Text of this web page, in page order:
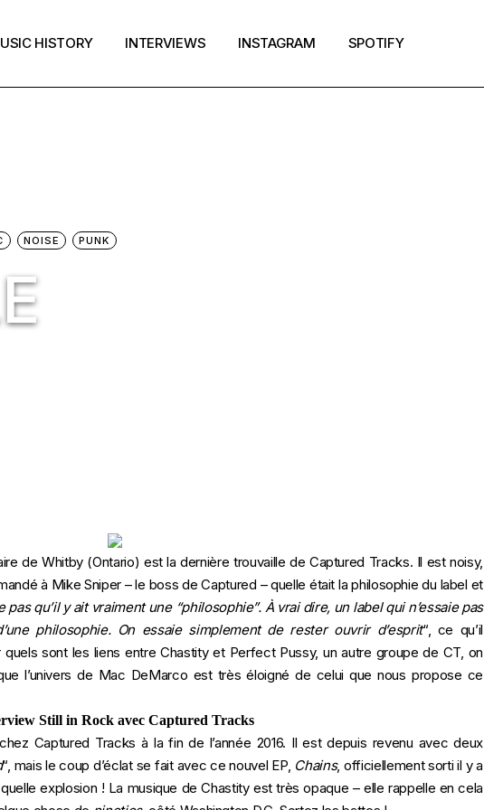
HISTORY INTERVIEWS INSTAGRAM SPOTIFY
NOISE PUNK
de Whitby (Ontario) est la dernière trouvaille de Captured Tracks. Il est noisy,
à Mike Sniper – le boss de Captured – quelle était la philosophie du label et
pas qu’il y ait vraiment une “philosophie”. À vrai dire, un label qui n’essaie pas
philosophie. On essaie simplement de rester ouvrir d’esprit“, ce qu’il
sont les liens entre Chastity et Perfect Pussy, un autre groupe de CT, on
l’univers de Mac DeMarco est très éloigné de celui que nous propose ce
Still in Rock avec Captured Tracks
Captured Tracks à la fin de l’année 2016. Il est depuis revenu avec deux
“, mais le coup d’éclat se fait avec ce nouvel EP, Chains, officiellement sorti il y a
explosion ! La musique de Chastity est très opaque – elle rappelle en cela